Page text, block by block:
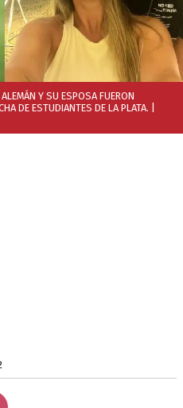
Y SU ESPOSA FUERON
DE ESTUDIANTES DE LA PLATA.